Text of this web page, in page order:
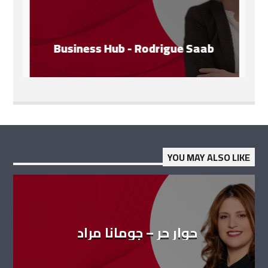
Business Hub - Rodrigue Saab
YOU MAY ALSO LIKE
حوار حر – جومانا مراد